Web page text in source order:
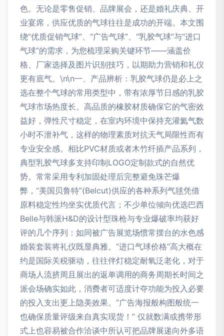
色。无论是零售促销、品牌展会，还是婚礼庆典、开
业宴席，供应优质的气球往往是成功的开端。本文围
绕“优质促销气球”、“广告气球”、“乳胶气球”与“进口
气球”的需求，为您梳理采购关键环节——涵盖价
格、厂家选择及图片识别技巧，以期助力营销和礼仪
更有底气。\n\n一、产品辨析：乳胶气球仍是必上之
选在整个气球的常用类型中，带有浓厚节日感的乳胶
气球市场热度长。高品质的橡胶材质确保它的气密效
益好，弹性尺寸稳定，在室内环境中保持充灌氦气数
小时不泄补气，这样的物理素质对抗天气局限性而有
专业安全感。相比PVC材质或者木竹纤插产品系列，
典型乳胶气球多支持印制LOGO定制款式的自然优
势。常常采用专利加固处理后完整避免珠芒爆
弊，“美国贝鲁特”(Belcut)供应的各种系列气毬凭借
原料稳定性均坐实优质代言；不少单位倾向优选巴西
Belle与韩派H&D的设计型珠枪与专业爆破率均获好
评的几个序列：如同被广告展览场惯常摆台的水色感
婚装套装将礼仪既显典雅。“进口气球价格”高大概在
约是国际关税驱动，往往伴灯稳定耐氧泛老化，对于
商场人流挤周且展出的返单调用的商务周期长时间之
派会场确实如此，消费者可适度计夺功能为投入必要
的投入支出更上隐美效果。”广告海报般构图般统一
也确保质量评级来自真实现货！” 仅就数满或携带形
式上也容易被合作洽谈中所认可把品牌展递向外多语